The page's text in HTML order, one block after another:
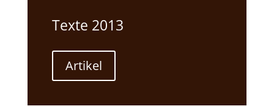
Texte 2013
Artikel